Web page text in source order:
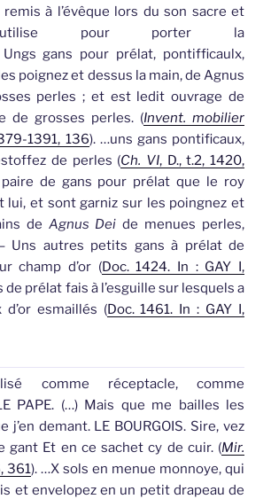
à l’évêque lors du son sacre et
pour porter la
Ungsgans pour prélat, pontifficaulx,
poignez et dessus la main, de Agnus
perles ; et est ledit ouvrage de
de grosses perles. (Invent. mobilier
1391, 136). …uns gans pontificaux,
de perles (Ch. VI, D., t.2, 1420,
de gans pour prélat que le roy
lui, et sont garniz sur les poingnez et
de Agnus Dei de menues perles,
Uns autres petits gans à prélat de
champ d’or (Doc. 1424. In : GAY I,
de prélat fais à l’esguille sur lesquels a
esmaillés (Doc. 1461. In : GAY I,
comme réceptacle, comme
PAPE. (…) Mais que me bailles les
j’en demant. LE BOURGOIS. Sire, vez
gant Et en ce sachet cy de cuir. (Mir.
361). …X sols en menue monnoye, qui
et envelopez en un petit drapeau de